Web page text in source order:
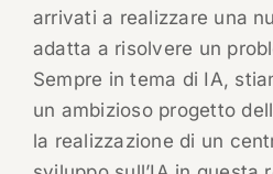
arrivati a realizzare una
adatta a risolvere un
Sempre in tema di IA,
un ambizioso progetto
la realizzazione di un